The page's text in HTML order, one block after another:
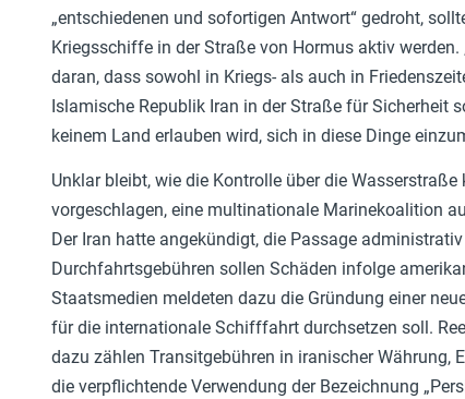
„entschiedenen und sofortigen Antwort“ gedroht,
Kriegsschiffe in der Straße von Hormus aktiv werden.
daran, dass sowohl in Kriegs- als auch in
Islamische Republik Iran in der Straße für Sicherheit
keinem Land erlauben wird, sich in diese Dinge
Unklar bleibt, wie die Kontrolle über die
vorgeschlagen, eine multinationale Marinekoalition
Der Iran hatte angekündigt, die Passage
Durchfahrtsgebühren sollen Schäden infolge
Staatsmedien meldeten dazu die Gründung einer
für die internationale Schifffahrt durchsetzen soll.
dazu zählen Transitgebühren in iranischer Währung,
die verpflichtende Verwendung der Bezeichnung